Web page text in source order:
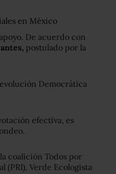
en México
De acuerdo con
postulado por la
Democrática
efectiva, es
coalición Todos por
(PRI), Verde Ecologista